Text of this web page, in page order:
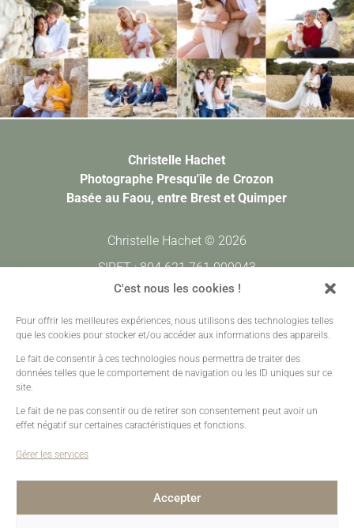
C'est nous les cookies !
Pour offrir les meilleures expériences, nous utilisons des technologies telles
que les cookies pour stocker et/ou accéder aux informations des appareils.
Le fait de consentir à ces technologies nous permettra de traiter des
données telles que le comportement de navigation ou les ID uniques sur ce
site.
Le fait de ne pas consentir ou de retirer son consentement peut avoir un
effet négatif sur certaines caractéristiques et fonctions.
Gérer les services
Accepter
Christelle Hachet
Photographe Presqu'île de Crozon
Basée au Faou, entre Brest et Quimper
Christelle Hachet © 2026
SIRET : 804 621 761 000043
CODE APE : 7420Z
Prestations •Galeries Clients •
Contact